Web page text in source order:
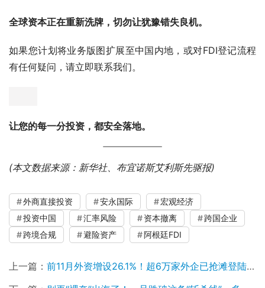
全球资本正在重新洗牌，切勿让犹豫错失良机。
如果您计划将业务版图扩展至中国内地，或对FDI登记流程
有任何疑问，请立即联系我们。
外商直接投资 安永国际
宏观经济
投资中国
汇率风险 资本撤离